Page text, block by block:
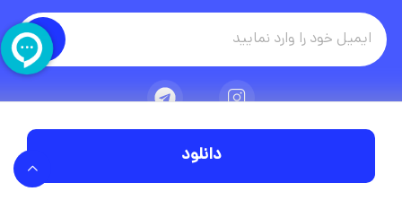
دانلود
تمامی حقوق مادی و معنوی این وبسایت متعلق به شرکت ویوید ویژوال است.